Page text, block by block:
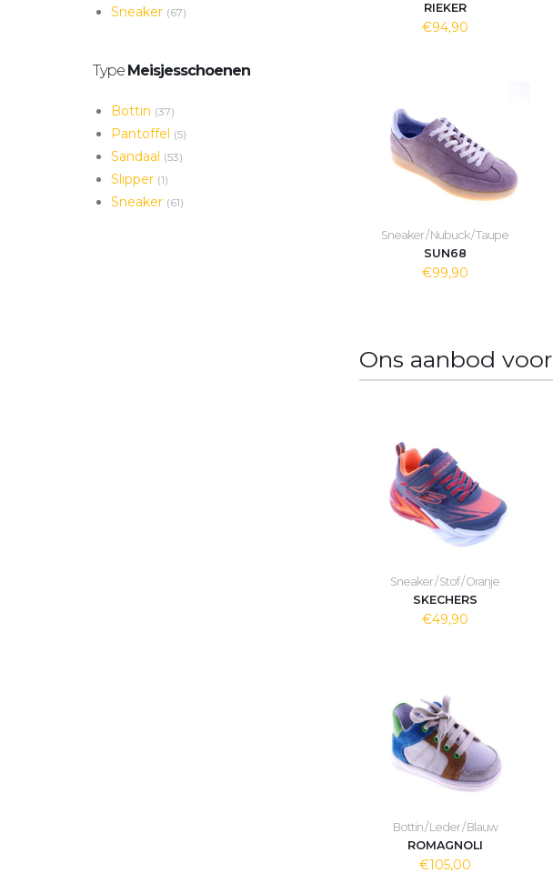
Sneaker (67)
Type Meisjesschoenen
Bottin (37)
Pantoffel (5)
Sandaal (53)
Slipper (1)
Sneaker (61)
RIEKER
€94,90
Sneaker / Nubuck / Taupe
SUN68
€99,90
Ons aanbod voor
Sneaker / Stof / Oranje
SKECHERS
€49,90
Bottin / Leder / Blauw
ROMAGNOLI
€105,00